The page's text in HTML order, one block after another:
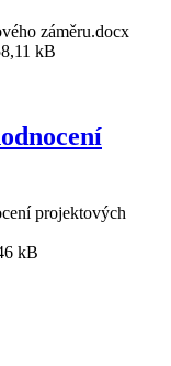
záměru.docx
kB
projektových
kB